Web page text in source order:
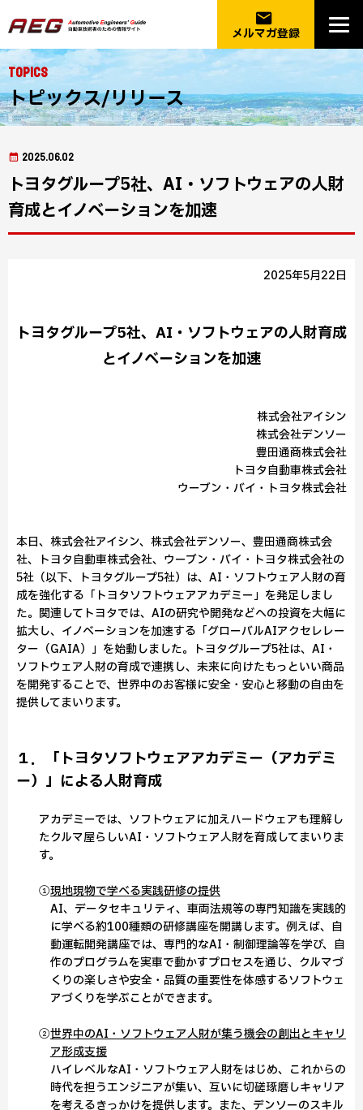
email
メルマガ登録
Topics
トピックス/リリース
2025.06.02
トヨタグループ5社、AI・ソフトウェアの人財
育成とイノベーションを加速
2025年5月22日
トヨタグループ5社、AI・ソフトウェアの人財育成
とイノベーションを加速
株式会社アイシン
株式会社デンソー
豊田通商株式会社
トヨタ自動車株式会社
ウーブン・バイ・トヨタ株式会社
本日、株式会社アイシン、株式会社デンソー、豊田通商株式会
社、トヨタ自動車株式会社、ウーブン・バイ・トヨタ株式会社の
5社（以下、トヨタグループ5社）は、AI・ソフトウェア人財の育
成を強化する「トヨタソフトウェアアカデミー」を発足しまし
た。関連してトヨタでは、AIの研究や開発などへの投資を大幅に
拡大し、イノベーションを加速する「グローバルAIアクセレレー
ター（GAIA）」を始動しました。トヨタグループ5社は、AI・
ソフトウェア人財の育成で連携し、未来に向けたもっといい商品
を開発することで、世界中のお客様に安全・安心と移動の自由を
提供してまいります。
１．「トヨタソフトウェアアカデミー（アカデミ
ー）」による人財育成
アカデミーでは、ソフトウェアに加えハードウェアも理解し
たクルマ屋らしいAI・ソフトウェア人財を育成してまいりま
す。
①現地現物で学べる実践研修の提供
AI、データセキュリティ、車両法規等の専門知識を実践的
に学べる約100種類の研修講座を開講します。例えば、自
動運転開発講座では、専門的なAI・制御理論等を学び、自
作のプログラムを実車で動かすプロセスを通じ、クルマづ
くりの楽しさや安全・品質の重要性を体感するソフトウェ
アづくりを学ぶことができます。
②世界中のAI・ソフトウェア人財が集う機会の創出とキャリ
ア形成支援
ハイレベルなAI・ソフトウェア人財をはじめ、これからの
時代を担うエンジニアが集い、互いに切磋琢磨しキャリア
を考えるきっかけを提供します。また、デンソーのスキル